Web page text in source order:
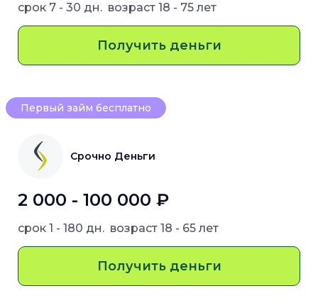
срок 7 - 30 дн. возраст 18 - 75 лет
Получить деньги
Первый займ бесплатно
Срочно Деньги
2 000 - 100 000 ₽
срок 1 - 180 дн. возраст 18 - 65 лет
Получить деньги